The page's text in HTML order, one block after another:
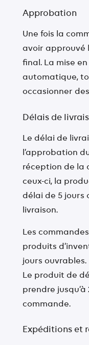
Approbation
Une fois la
avoir approuvé
final. La mise
automatique,
occasionner
Délais de
Le délai de
l’approbation
réception de la
ceux-ci, la
délai de 5 jours
livraison.
Les
produits
jours ouvrables.
Le produit de
prendre
commande.
Expéditions et